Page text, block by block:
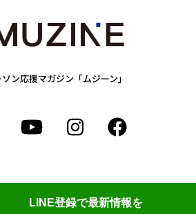
ン応援マガジン「ムジーン」
Labo. All Rights Reserved.
LINE登録で最新情報を